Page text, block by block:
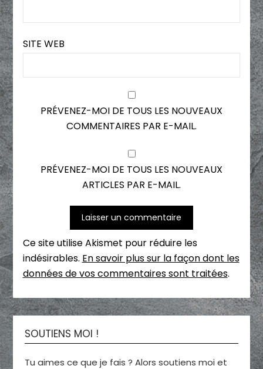
SITE WEB
PRÉVENEZ-MOI DE TOUS LES NOUVEAUX
COMMENTAIRES PAR E-MAIL.
PRÉVENEZ-MOI DE TOUS LES NOUVEAUX
ARTICLES PAR E-MAIL.
Ce site utilise Akismet pour réduire les
indésirables. En savoir plus sur la façon dont les
données de vos commentaires sont traitées.
SOUTIENS MOI !
Tu aimes ce que je fais ? Alors soutiens moi et